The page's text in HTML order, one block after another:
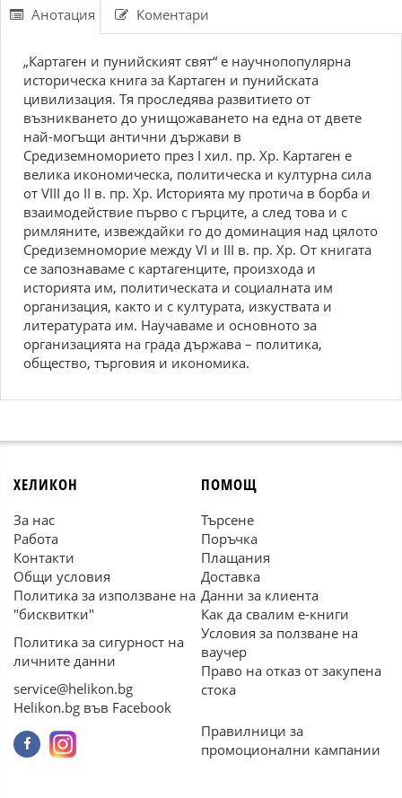
Анотация Коментари
„Картаген и пунийският свят“ е научнопопулярна
историческа книга за Картаген и пунийската
цивилизация. Тя проследява развитието от
възникването до унищожаването на една от двете
най-могъщи антични държави в
Средиземноморието през I хил. пр. Хр. Картаген е
велика икономическа, политическа и културна сила
от VIII до II в. пр. Хр. Историята му протича в борба и
взаимодействие първо с гърците, а след това и с
римляните, извеждайки го до доминация над цялото
Средиземноморие между VI и III в. пр. Хр. От книгата
се запознаваме с картагенците, произхода и
историята им, политическата и социалната им
организация, както и с културата, изкуствата и
литературата им. Научаваме и основното за
организацията на града държава – политика,
общество, търговия и икономика.
ХЕЛИКОН
За нас
Работа
Контакти
Общи условия
Политика за използване на
"бисквитки"
Политика за сигурност на
личните данни
service@helikon.bg
Helikon.bg във Facebook
ПОМОЩ
Търсене
Поръчка
Плащания
Доставка
Данни за клиента
Как да свалим е-книги
Условия за ползване на
ваучер
Право на отказ от закупена
стока
Правилници за
промоционални кампании